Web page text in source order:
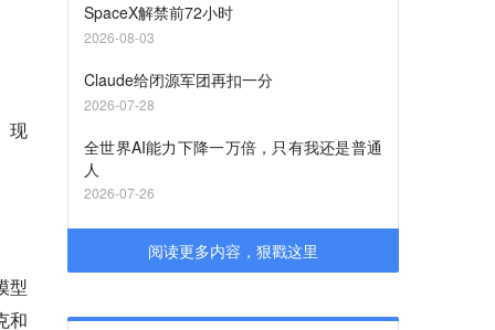
现
型
和
SpaceX解禁前72小时
2026-08-03
Claude给闭源军团再扣一分
2026-07-28
全世界AI能力下降一万倍，只有我还是普通
人
2026-07-26
阅读更多内容，狠戳这里